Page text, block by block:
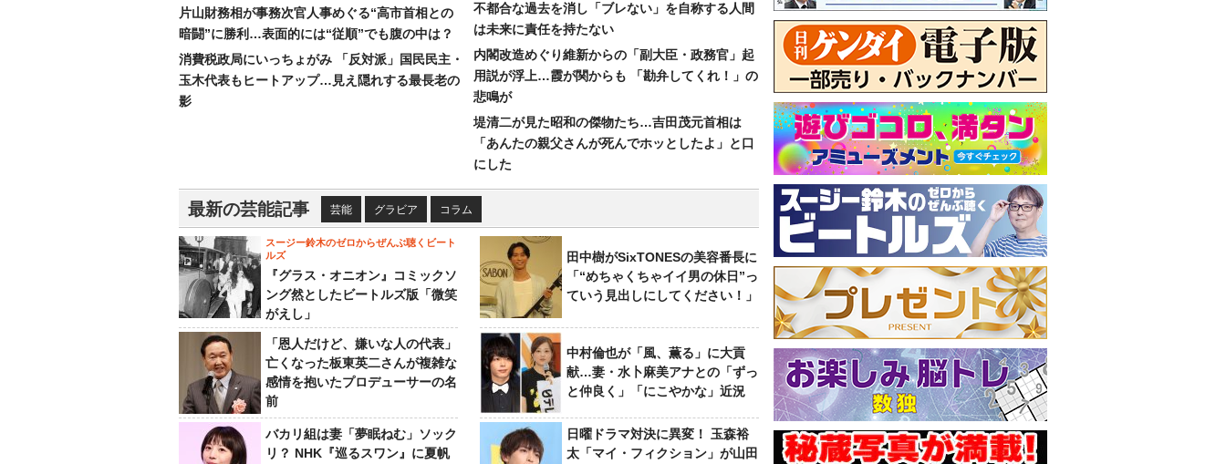
片山財務相が事務次官人事めぐる“高市首相との
暗闘”に勝利…表面的には“従順”でも腹の中は？
消費税政局にいっちょがみ 「反対派」国民民主・
玉木代表もヒートアップ…見え隠れする最長老の
影
不都合な過去を消し「ブレない」を自称する人間
は未来に責任を持たない
内閣改造めぐり維新からの「副大臣・政務官」起
用説が浮上…霞が関からも 「勘弁してくれ！」の
悲鳴が
堤清二が見た昭和の傑物たち…吉田茂元首相は
「あんたの親父さんが死んでホッとしたよ」と口
にした
最新の芸能記事 芸能 グラビア コラム
スージー鈴木のゼロからぜんぶ聴くビート
ルズ
『グラス・オニオン』コミックソ
ング然としたビートルズ版「微笑
がえし」
田中樹がSixTONESの美容番長に
「“めちゃくちゃイイ男の休日”っ
ていう見出しにしてください！」
「恩人だけど、嫌いな人の代表」
亡くなった板東英二さんが複雑な
感情を抱いたプロデューサーの名
前
中村倫也が「風、薫る」に大貢
献…妻・水卜麻美アナとの「ずっ
と仲良く」「にこやかな」近況
バカリ組は妻「夢眠ねむ」ソック
リ？ NHK『巡るスワン』に夏帆
日曜ドラマ対決に異変！ 玉森裕
太「マイ・フィクション」が山田